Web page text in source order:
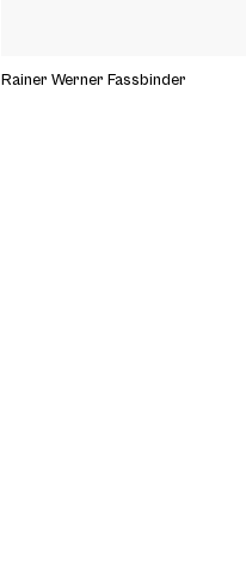
Rainer Werner Fassbinder